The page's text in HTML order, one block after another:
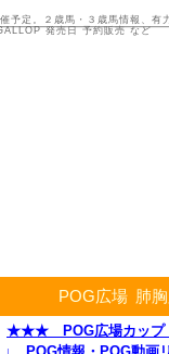
定。２歳馬・３歳馬情報、
発売日 予約販売 など
POG広場 肺
★★★ POG広場カッ